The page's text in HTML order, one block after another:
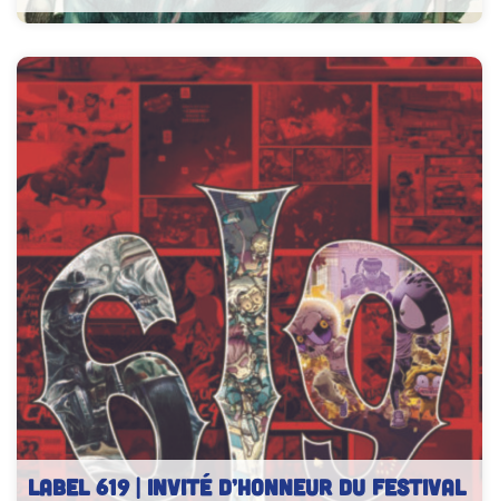
LABEL 619 | Invité d’honneur du festival